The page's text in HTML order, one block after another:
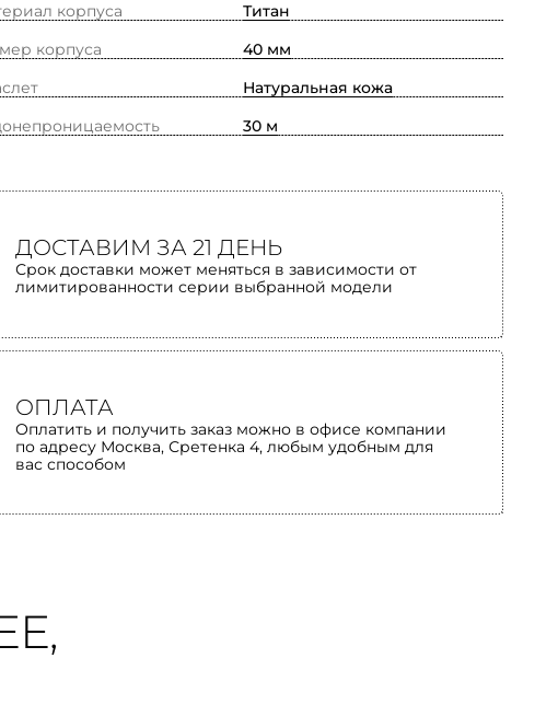
корпуса
Титан
корпуса
40 мм
Натуральная кожа
30 м
ДОСТАВИМ ЗА 21 ДЕНЬ
Срок доставки может меняться в зависимости от
лимитированности серии выбранной модели
ОПЛАТА
Оплатить и получить заказ можно в офисе компании
по адресу Москва, Сретенка 4, любым удобным для
вас способом